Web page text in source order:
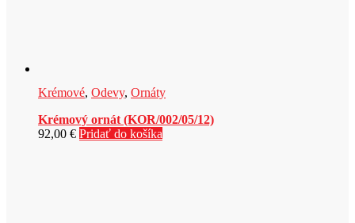
Krémové, Odevy, Ornáty
Krémový ornát (KOR/002/05/12)
92,00 € Pridať do košíka